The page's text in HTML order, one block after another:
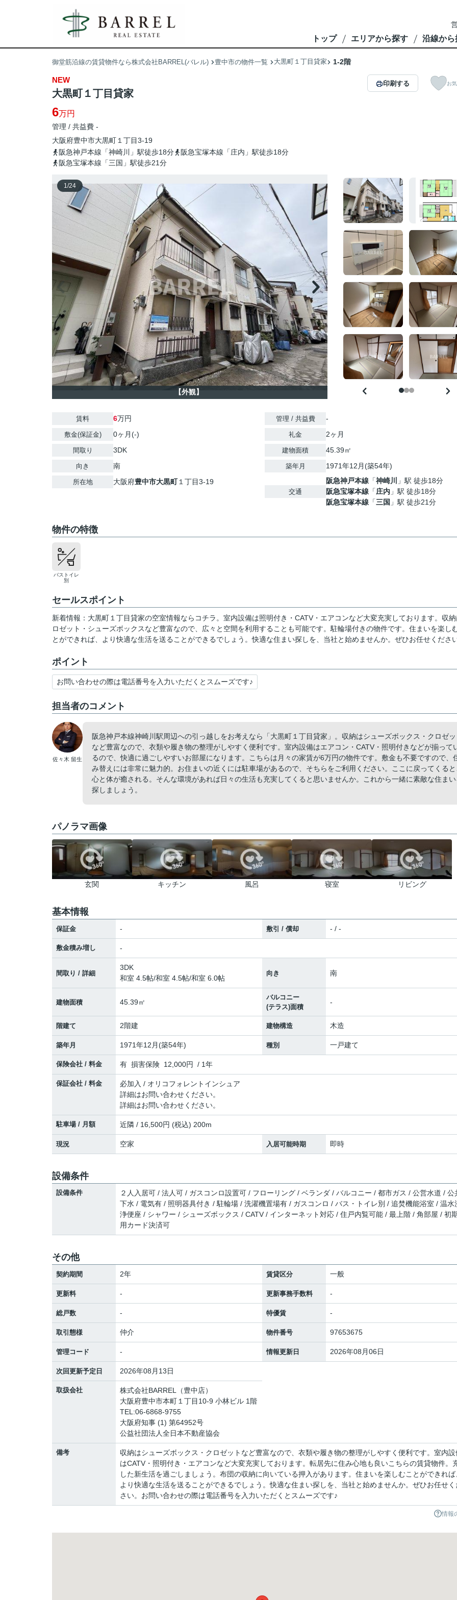
トップ エリアから探す 沿線から
御堂筋沿線の賃貸物件なら株式会社BARREL(バレル) 豊中市の物件一覧 大黒町１丁目貸家 1-2階
NEW
大黒町１丁目貸家
6万円
管理 / 共益費 -
大阪府豊中市大黒町 １丁目3-19
阪急神戸本線「神崎川」駅徒歩18分
阪急宝塚本線「庄内」駅徒歩18分
阪急宝塚本線「三国」駅徒歩21分
印刷する お
1/24
【外観】
賃料 6万円
敷金(保証金) 0ヶ月(-)
間取り 3DK
向き 南
所在地 大阪府豊中市大黒町１丁目3-19
管理 / 共益費 -
礼金 2ヶ月
建物面積 45.39㎡
築年月 1971年12月(築54年)
交通
阪急神戸本線 「神崎川
」駅 徒歩18分
阪急宝塚本線 「庄内 」駅 徒歩18分
阪急宝塚本線 「三国 」駅 徒歩21分
物件の特徴
バストイレ
別
セールスポイント
新着情報：大黒町１丁目貸家の空室情報ならコチラ。室内設備は照明付き・CATV・エアコンなど大変充実しております。収納
ロゼット・シューズボックスなど豊富なので、広々と空間を利用することも可能です。駐輪場付きの物件です。住まいを楽し
とができれば、より快適な生活を送ることができるでしょう。快適な住まい探しを、当社と始めませんか。ぜひお任せください
ポイント
お問い合わせの際は電話番号を入力いただくとスムーズです♪
担当者のコメント
佐々木 留生
阪急神戸本線神崎川駅周辺への引っ越しをお考えなら「大黒町１丁目貸家」。収納はシューズボックス・クロゼッ
など豊富なので、衣類や履き物の整理がしやすく便利です。室内設備はエアコン・CATV・照明付きなどが揃って
るので、快適に過ごしやすいお部屋になります。こちらは月々の家賃が6万円の物件です。敷金も不要ですので、
み替えには非常に魅力的。お住まいの近くには駐車場があるので、そちらをご利用ください。ここに戻ってくると
心と体が癒される。そんな環境があれば日々の生活も充実してくると思いませんか。これから一緒に素敵な住まい
探しましょう。
パノラマ画像
玄関 キッチン 風呂 寝室 リビング
基本情報
保証金 - 敷引 / 償却 - / -
敷金積み増し -
間取り / 詳細
3DK
和室 4.5帖/和室 4.5帖/和室 6.0帖
向き 南
建物面積 45.39㎡
バルコニー
(テラス)面積
-
階建て 2階建 建物構造 木造
築年月 1971年12月(築54年) 種別 一戸建て
保険会社 / 料金 有 損害保険 12,000円 / 1年
保証会社 / 料金
必加入 / オリコフォレントインシュア
詳細はお問い合わせください。
詳細はお問い合わせください。
駐車場 / 月額 近隣 / 16,500円 (税込) 200m
現況 空家 入居可能時期 即時
設備条件
設備条件
２人入居可 / 法人可 / ガスコンロ設置可 / フローリング / ベランダ / バルコニー / 都市ガス / 公営水道 / 公
下水 / 電気有 / 照明器具付き / 駐輪場 / 洗濯機置場有 / ガスコンロ / バス・トイレ別 / 追焚機能浴室 / 温水
浄便座 / シャワー / シューズボックス / CATV / インターネット対応 / 住戸内覧可能 / 最上階 / 角部屋 / 初
用カード決済可
その他
契約期間 2年 賃貸区分 一般
更新料 - 更新事務手数料 -
総戸数 - 特優賃 -
取引態様 仲介 物件番号 97653675
管理コード - 情報更新日 2026年08月06日
次回更新予定日 2026年08月13日
取扱会社
株式会社BARREL（豊中店）
大阪府豊中市本町１丁目10-9 小林ビル 1階
TEL:06-6868-9755
大阪府知事 (1) 第64952号
公益社団法人全日本不動産協会
備考
収納はシューズボックス・クロゼットなど豊富なので、衣類や履き物の整理がしやすく便利です。室内設
はCATV・照明付き・エアコンなど大変充実しております。転居先に住み心地も良いこちらの賃貸物件。
した新生活を過ごしましょう。布団の収納に向いている押入があります。住まいを楽しむことができれば
より快適な生活を送ることができるでしょう。快適な住まい探しを、当社と始めませんか。ぜひお任せく
さい。お問い合わせの際は電話番号を入力いただくとスムーズです♪
情報